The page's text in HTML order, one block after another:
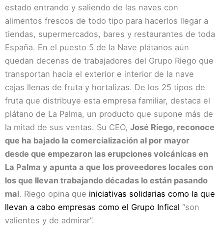
estado entrando y saliendo de las naves con
alimentos frescos de todo tipo para hacerlos llegar a
tiendas, supermercados, bares y restaurantes de toda
España. En el puesto 5 de la Nave plátanos aún
quedan decenas de trabajadores del Grupo Riego que
transportan hacia el exterior e interior de la nave
cajas llenas de fruta y hortalizas. De los 25 tipos de
fruta que distribuye esta empresa familiar, destaca el
plátano de La Palma, un producto que supone más de
la mitad de sus ventas. Su CEO, José Riego, reconoce
que ha bajado la comercialización al por mayor
desde que empezaron las erupciones volcánicas en
La Palma y apunta a que los proveedores locales con
los que llevan trabajando décadas lo están pasando
mal. Riego opina que iniciativas solidarias como la que
llevan a cabo empresas como el Grupo Infical “son
valientes y de admirar”.